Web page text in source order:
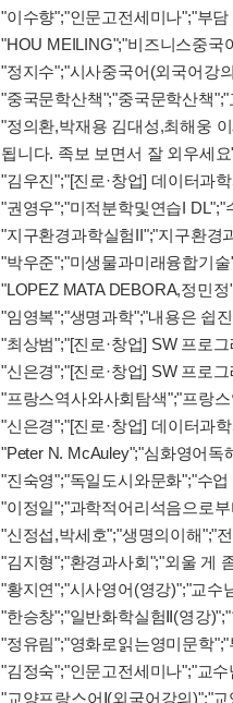
"이수향";"인문고전세미나";"부
"HOU MEILING";"비즈니스중국
"정지수";"시사중국어(외국어강
"중국문학산책";"중국문학산책
"정의환,박재용 김대성,최해웅
됩니다. 족보 보면서 잘 외우세
"김우진";"[진로·창업] 데이터과
"권영우";"미적분학및연습I
"지구환경과학실험II";"지구환경
"박우준";"미생물과미래융합기
"LOPEZ MATA DEBORA,정민
"임영복";"생명과학";"내용은 쉽
"최상범";"[진로·창업] SW 프로
"신은경";"[진로·창업] SW 프로
"프랑스역사와사회탐색";"프랑
"신은경";"[진로·창업] 데이터과
"Peter N. McAuley";"심화영어독
"진숙영";"독일도시와문화";"수
"이정일";"과학적어리석음으로
"신정섭,박세호";"생명의이해";"
"김지형";"환경과사회";"외울 게
"황지연";"시사영어(영강)";"교수
"한승창";"일반화학실험Ⅱ(영강
"정유림";"영화로읽는영미문학
"김정숙";"인문고전세미나";"교
"교양프랑스어Ⅰ(외국어강의)";"